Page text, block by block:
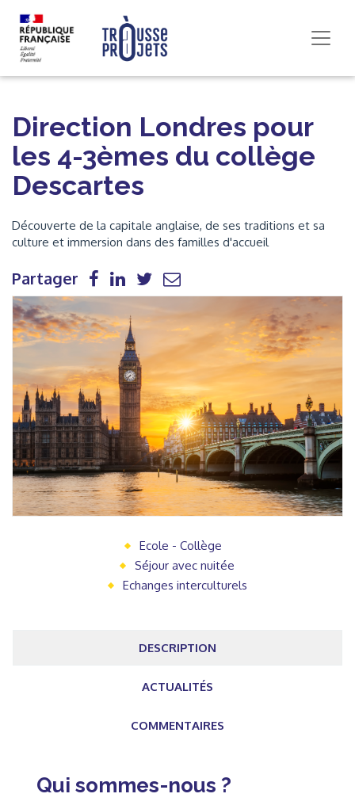
Direction Londres pour
les 4-3èmes du collège
Descartes
Découverte de la capitale anglaise, de ses traditions et sa
culture et immersion dans des familles d'accueil
Partager
Ecole - Collège
Séjour avec nuitée
Echanges interculturels
DESCRIPTION
ACTUALITÉS
COMMENTAIRES
Qui sommes-nous ?